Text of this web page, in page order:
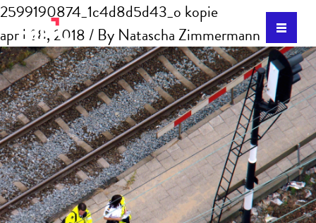
2599190874_1c4d8d5d43_o kopie
april 28, 2018 / By Natascha Zimmermann